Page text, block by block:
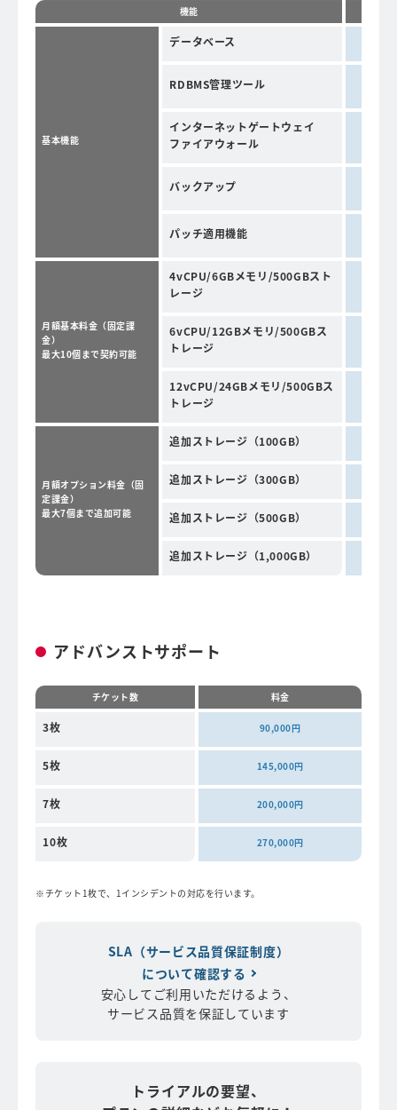
機能
基本機能
データベース
RDBMS管理ツール
インターネットゲートウェイ
ファイアウォール
バックアップ
パッチ適用機能
月額基本料金（固定課
金）
最大10個まで契約可能
4vCPU/6GBメモリ/500GBスト
レージ
6vCPU/12GBメモリ/500GBス
トレージ
12vCPU/24GBメモリ/500GBス
トレージ
月額オプション料金（固
定課金）
最大7個まで追加可能
追加ストレージ（100GB）
追加ストレージ（300GB）
追加ストレージ（500GB）
追加ストレージ（1,000GB）
アドバンストサポート
チケット数 料金
3枚 90,000円
5枚 145,000円
7枚 200,000円
10枚 270,000円
チケット1枚で、1インシデントの対応を行います。
SLA（サービス品質保証制度）
について確認する
安心してご利用いただけるよう、
サービス品質を保証しています
トライアルの要望、